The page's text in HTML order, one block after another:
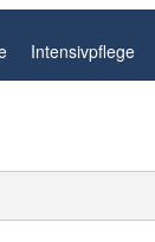
Intensivpflege